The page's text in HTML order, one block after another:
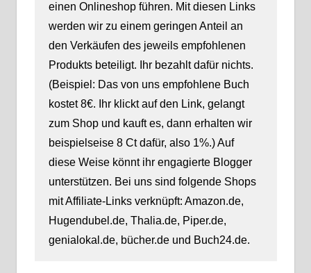
einen Onlineshop führen. Mit diesen Links
werden wir zu einem geringen Anteil an
den Verkäufen des jeweils empfohlenen
Produkts beteiligt. Ihr bezahlt dafür nichts.
(Beispiel: Das von uns empfohlene Buch
kostet 8€. Ihr klickt auf den Link, gelangt
zum Shop und kauft es, dann erhalten wir
beispielseise 8 Ct dafür, also 1%.) Auf
diese Weise könnt ihr engagierte Blogger
unterstützen. Bei uns sind folgende Shops
mit Affiliate-Links verknüpft: Amazon.de,
Hugendubel.de, Thalia.de, Piper.de,
genialokal.de, bücher.de und Buch24.de.